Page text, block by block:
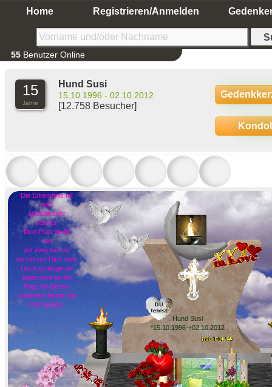
Home Registrieren/Anmelden
55 Benutzer Online
15
Jahre
Hund Susi
15.10.1996 - 02.10.2012
[12.758 Besucher]
Hund Susi
*15.10.1996-+02.10.2012
Die Erkenntnis tut
weh
und fällt sehr
schwer,
Dein Platz bleibt
nun
auf ewig leer,wir
vermissen Dich sehr.
Doch so lange wir
leben,wird es ein
Platz für Dich in
unseren Herzen für
Dich geben.